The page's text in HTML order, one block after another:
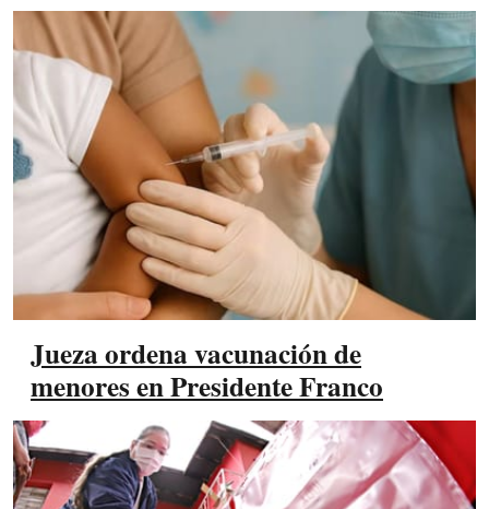
Jueza ordena vacunación de
menores en Presidente Franco